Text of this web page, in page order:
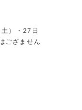
）・27日
ござません